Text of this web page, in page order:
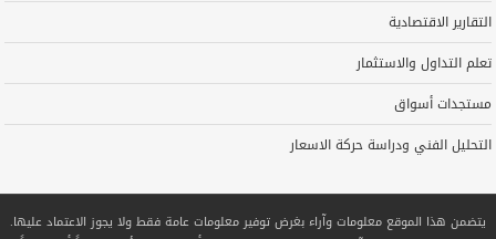
التقارير الاقتصادية
تعلم التداول والاستثمار
مستجدات أسواق
التحليل الفني ودراسة حركة الاسعار
يتضمن هذا الموقع معلومات وآراء بغرض توفير معلومات عامة فقط ولا يجوز الاعتماد عليها.